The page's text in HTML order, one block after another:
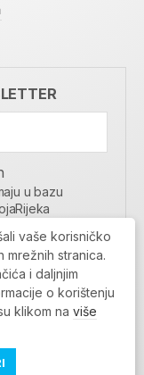
u bazu
vaše korisničko
mrežnih stranica.
i daljnjim
o korištenju
klikom na više